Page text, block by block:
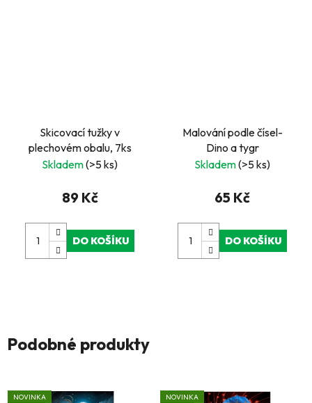
Skicovací tužky v
plechovém obalu, 7ks
Skladem(>5 ks)
89 Kč
DO KOŠÍKU
Malování podle čísel-
Dino a tygr
Skladem(>5 ks)
65 Kč
DO KOŠÍKU
Podobné produkty
NOVINKA NOVINKA